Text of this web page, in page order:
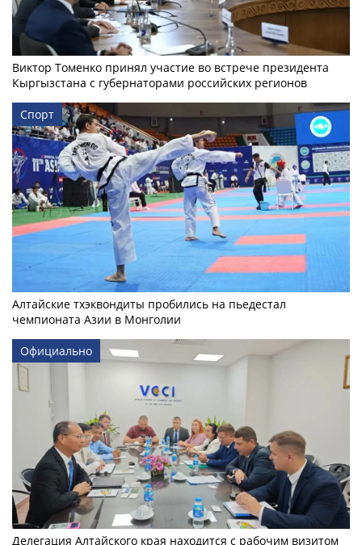
Виктор Томенко принял участие во встрече президента
Кыргызстана с губернаторами российских регионов
Спорт
Алтайские тхэквондиты пробились на пьедестал
чемпионата Азии в Монголии
Официально
Делегация Алтайского края находится с рабочим визитом